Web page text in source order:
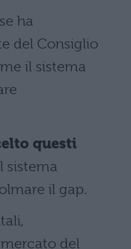
ha
del Consiglio
il sistema
questi
sistema
il gap.
del